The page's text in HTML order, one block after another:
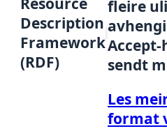
Description
Framework
(RDF)
fleire
sendt
Les
format